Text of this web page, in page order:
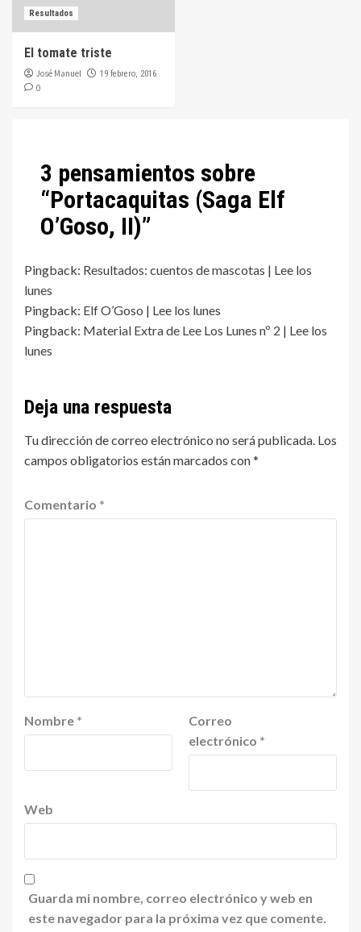
Resultados
El tomate triste
José Manuel 19 febrero, 2016
0
3 pensamientos sobre
“Portacaquitas (Saga Elf
O’Goso, II)”
Pingback: Resultados: cuentos de mascotas | Lee los
lunes
Pingback: Elf O’Goso | Lee los lunes
Pingback: Material Extra de Lee Los Lunes nº 2 | Lee los
lunes
Deja una respuesta
Tu dirección de correo electrónico no será publicada. Los
campos obligatorios están marcados con*
Comentario *
Nombre *
Correo
electrónico *
Web
Guarda mi nombre, correo electrónico y web en
este navegador para la próxima vez que comente.